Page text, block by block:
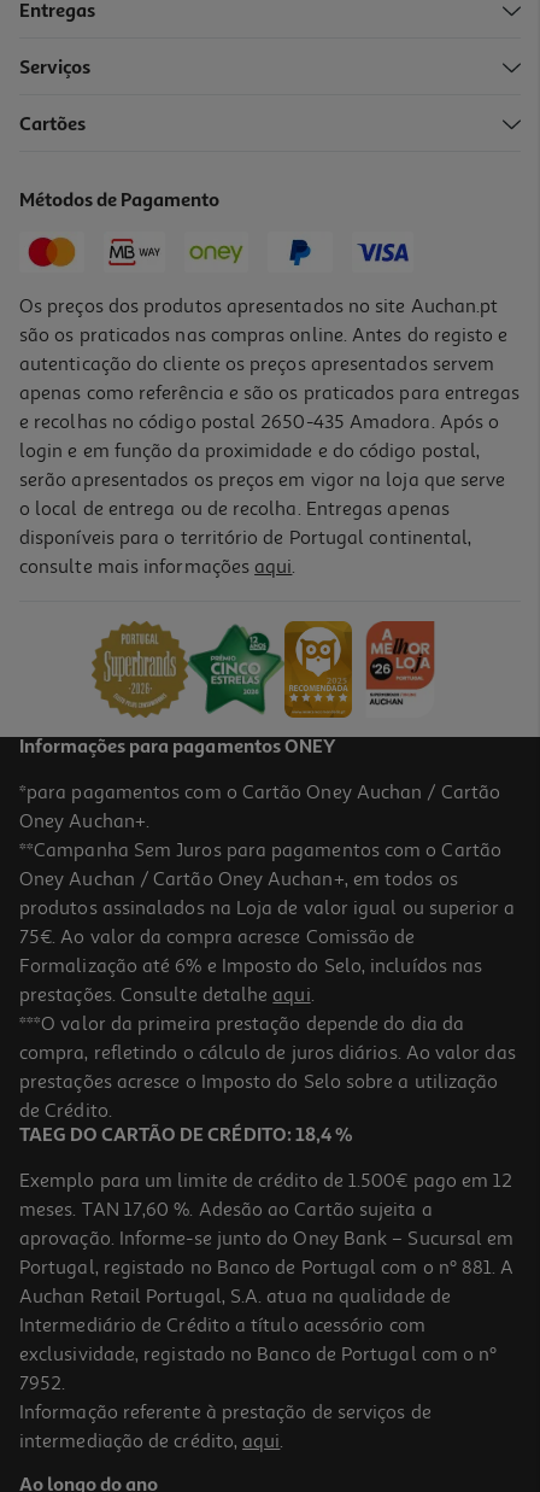
Verniz Essie Unhas Color 52 Thigh High Nu
Verniz Essie Unhas Color 4 Pearly Whit Nu
9.99 €/un
9,99 €
Verniz Essie Glass Nails 10
Entregas
Serviços
Cartões
Métodos de Pagamento
Os preços dos produtos apresentados no site Auchan.pt
são os praticados nas compras online. Antes do registo e
autenticação do cliente os preços apresentados servem
apenas como referência e são os praticados para entregas
e recolhas no código postal 2650-435 Amadora. Após o
login e em função da proximidade e do código postal,
serão apresentados os preços em vigor na loja que serve
o local de entrega ou de recolha. Entregas apenas
disponíveis para o território de Portugal continental,
consulte mais informações aqui.
Informações para pagamentos ONEY
*para pagamentos com o Cartão Oney Auchan / Cartão
Oney Auchan+.
**Campanha Sem Juros para pagamentos com o Cartão
Oney Auchan / Cartão Oney Auchan+, em todos os
produtos assinalados na Loja de valor igual ou superior a
75€. Ao valor da compra acresce Comissão de
Formalização até 6% e Imposto do Selo, incluídos nas
prestações. Consulte detalhe aqui.
***O valor da primeira prestação depende do dia da
compra, refletindo o cálculo de juros diários. Ao valor das
prestações acresce o Imposto do Selo sobre a utilização
de Crédito.
TAEG DO CARTÃO DE CRÉDITO: 18,4 %
Exemplo para um limite de crédito de 1.500€ pago em 12
meses. TAN 17,60 %. Adesão ao Cartão sujeita a
aprovação. Informe-se junto do Oney Bank – Sucursal em
Portugal, registado no Banco de Portugal com o nº 881. A
Auchan Retail Portugal, S.A. atua na qualidade de
Intermediário de Crédito a título acessório com
exclusividade, registado no Banco de Portugal com o nº
7952.
Informação referente à prestação de serviços de
intermediação de crédito, aqui.
Ao longo do ano